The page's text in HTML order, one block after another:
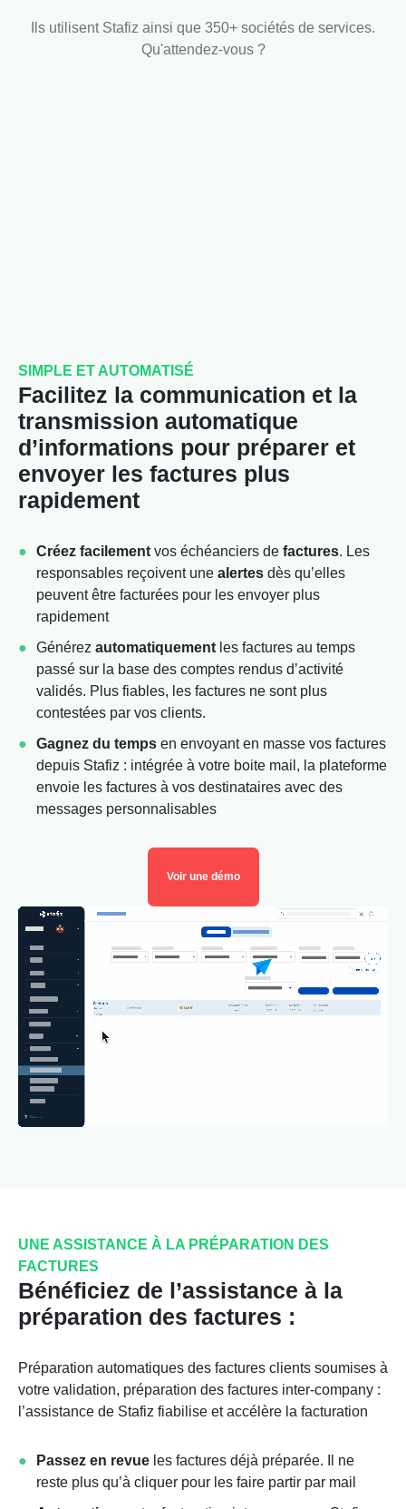
Ils utilisent Stafiz ainsi que 350+ sociétés de services.
Qu'attendez-vous ?
SIMPLE ET AUTOMATISÉ
Facilitez la communication et la
transmission automatique
d’informations pour préparer et
envoyer les factures plus
rapidement
Créez facilement vos échéanciers de factures. Les
responsables reçoivent une alertes dès qu’elles
peuvent être facturées pour les envoyer plus
rapidement
Générez automatiquement les factures au temps
passé sur la base des comptes rendus d’activité
validés. Plus fiables, les factures ne sont plus
contestées par vos clients.
Gagnez du temps en envoyant en masse vos factures
depuis Stafiz : intégrée à votre boite mail, la plateforme
envoie les factures à vos destinataires avec des
messages personnalisables
Voir une démo
UNE ASSISTANCE À LA PRÉPARATION DES
FACTURES
Bénéficiez de l’assistance à la
préparation des factures :
Préparation automatiques des factures clients soumises à
votre validation, préparation des factures inter-company :
l’assistance de Stafiz fiabilise et accélère la facturation
Passez en revue les factures déjà préparée. Il ne
reste plus qu’à cliquer pour les faire partir par mail